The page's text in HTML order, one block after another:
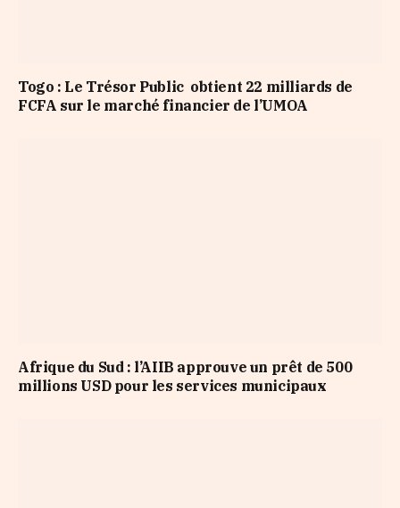
Togo : Le Trésor Public obtient 22 milliards de
FCFA sur le marché financier de l’UMOA
Afrique du Sud : l’AIIB approuve un prêt de 500
millions USD pour les services municipaux